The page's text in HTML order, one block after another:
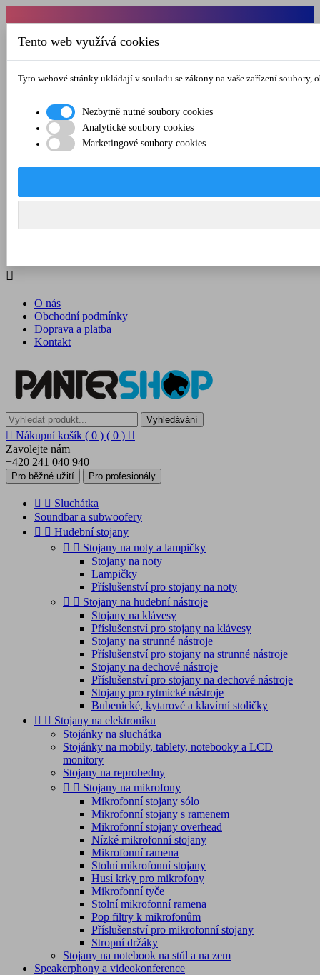
Od 1.7.-31.8.2026 budeme mít v pátek
zkrácenou provozní dobu do 12.00 hod. Přejeme
Registrovat  Přihlásit se
O nás
Kontakt
Menu  

O nás
Obchodní podmínky
Doprava a platba
Kontakt
Vyhledávání
 Nákupní košík ( 0 ) ( 0 ) 
Zavolejte nám
+420 241 040 940
Pro běžné užití Pro profesionály
  Sluchátka
Soundbar a subwoofery
  Hudební stojany
  Stojany na noty a lampičky
Stojany na noty
Lampičky
Příslušenství pro stojany na noty
  Stojany na hudební nástroje
Stojany na klávesy
Příslušenství pro stojany na klávesy
Stojany na strunné nástroje
Příslušenství pro stojany na strunné nástroje
Stojany na dechové nástroje
Příslušenství pro stojany na dechové nástroje
Stojany pro rytmické nástroje
Bubenické, kytarové a klavírní stoličky
  Stojany na elektroniku
Stojánky na sluchátka
Stojánky na mobily, tablety, notebooky a LCD
monitory
Stojany na reprobedny
  Stojany na mikrofony
Mikrofonní stojany sólo
Mikrofonní stojany s ramenem
Mikrofonní stojany overhead
Nízké mikrofonní stojany
Mikrofonní ramena
Stolní mikrofonní stojany
Husí krky pro mikrofony
Mikrofonní tyče
Stolní mikrofonní ramena
Pop filtry k mikrofonům
Příslušenství pro mikrofonní stojany
Stropní držáky
Stojany na notebook na stůl a na zem
Speakerphony a videokonference
Tento web využívá cookies
Tyto webové stránky ukládají v souladu se zákony na vaše zařízení
Nezbytně nutné soubory cookies
Analytické soubory cookies
Marketingové soubory cookies